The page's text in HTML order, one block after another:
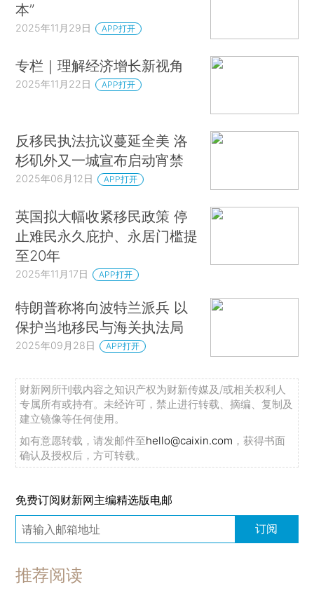
本”
2025年11月29日 APP打开
专栏｜理解经济增长新视角
2025年11月22日 APP打开
反移民执法抗议蔓延全美 洛
杉矶外又一城宣布启动宵禁
2025年06月12日 APP打开
英国拟大幅收紧移民政策 停
止难民永久庇护、永居门槛提
至20年
2025年11月17日 APP打开
特朗普称将向波特兰派兵 以
保护当地移民与海关执法局
2025年09月28日 APP打开
财新网所刊载内容之知识产权为财新传媒及/或相关权利人
专属所有或持有。未经许可，禁止进行转载、摘编、复制及
建立镜像等任何使用。
如有意愿转载，请发邮件至hello@caixin.com ，获得书面
确认及授权后，方可转载。
免费订阅财新网主编精选版电邮
订阅
推荐阅读